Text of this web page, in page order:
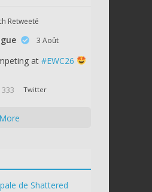
Retweeté
3 Août
at #EWC26
333 Twitter
de Shattered